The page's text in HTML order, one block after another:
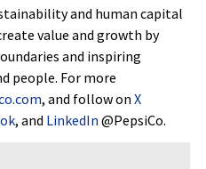
and human capital
value and growth by
and inspiring
people. For more
, and follow on X
, and LinkedIn @PepsiCo.